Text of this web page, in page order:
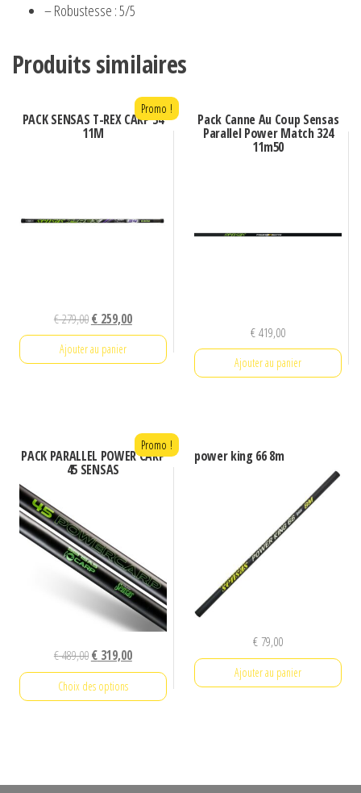
– Robustesse : 5/5
Produits similaires
PACK SENSAS T-REX CARP 34
11M
Promo !
€279,00Le
prix
initial
€259,00Le
prix
Ajouter au panier
Pack Canne Au Coup Sensas
Parallel Power Match 324
11m50
€419,00
Ajouter au panier
PACK PARALLEL POWER CARP
45 SENSAS
Promo !
€489,00Le
prix
initial
€319,00Le
prix
Choix des options
power king 66 8m
€ 79,00
Ajouter au panier